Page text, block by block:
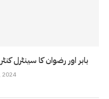
بابر اور رضوان کا سینٹرل
2024